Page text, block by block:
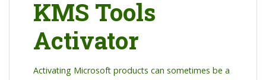
KMS Tools
Activator
Activating Microsoft products can sometimes be a